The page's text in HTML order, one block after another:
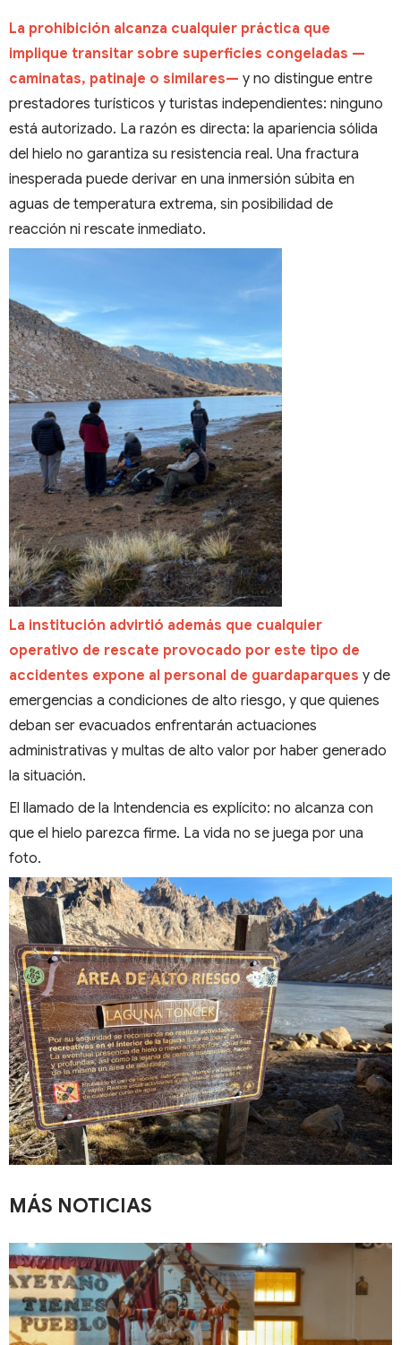
La prohibición alcanza cualquier práctica que
implique transitar sobre superficies congeladas —
caminatas, patinaje o similares— y no distingue entre
prestadores turísticos y turistas independientes: ninguno
está autorizado. La razón es directa: la apariencia sólida
del hielo no garantiza su resistencia real. Una fractura
inesperada puede derivar en una inmersión súbita en
aguas de temperatura extrema, sin posibilidad de
reacción ni rescate inmediato.
La institución advirtió además que cualquier
operativo de rescate provocado por este tipo de
accidentes expone al personal de guardaparques y de
emergencias a condiciones de alto riesgo, y que quienes
deban ser evacuados enfrentarán actuaciones
administrativas y multas de alto valor por haber generado
la situación.
El llamado de la Intendencia es explícito: no alcanza con
que el hielo parezca firme. La vida no se juega por una
foto.
MÁS NOTICIAS